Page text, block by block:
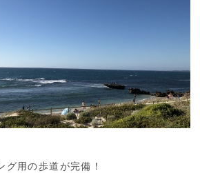
グ用の歩道が完備！